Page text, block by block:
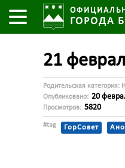
ГОРОДА
21
Родительская категория:
Опубликовано: 20
Просмотров: 5820
#tag ГорСовет